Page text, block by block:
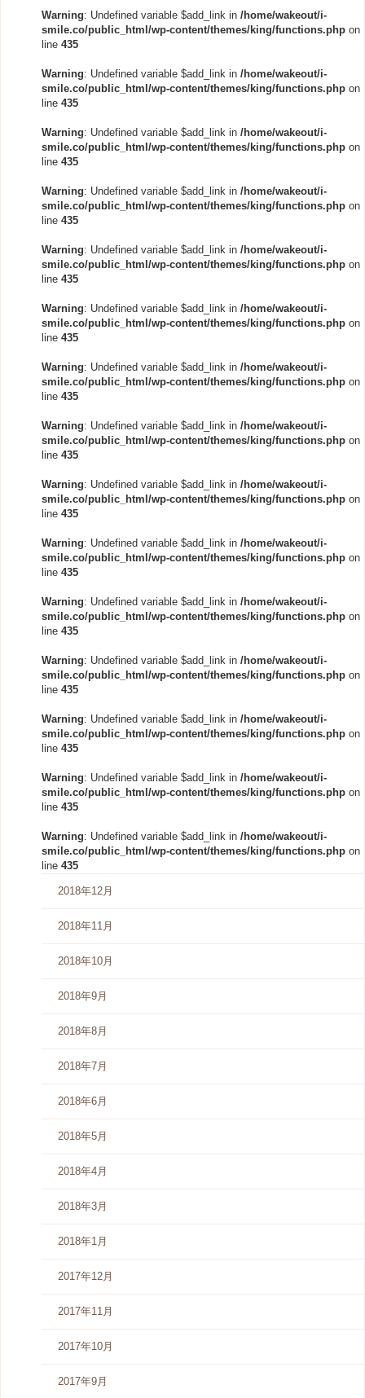
Warning: Undefined variable $add_link in /home/wakeout/i-
smile.co/public_html/wp-content/themes/king/functions.php on
line 435
Warning: Undefined variable $add_link in /home/wakeout/i-
smile.co/public_html/wp-content/themes/king/functions.php on
line 435
Warning: Undefined variable $add_link in /home/wakeout/i-
smile.co/public_html/wp-content/themes/king/functions.php on
line 435
Warning: Undefined variable $add_link in /home/wakeout/i-
smile.co/public_html/wp-content/themes/king/functions.php on
line 435
Warning: Undefined variable $add_link in /home/wakeout/i-
smile.co/public_html/wp-content/themes/king/functions.php on
line 435
Warning: Undefined variable $add_link in /home/wakeout/i-
smile.co/public_html/wp-content/themes/king/functions.php on
line 435
Warning: Undefined variable $add_link in /home/wakeout/i-
smile.co/public_html/wp-content/themes/king/functions.php on
line 435
Warning: Undefined variable $add_link in /home/wakeout/i-
smile.co/public_html/wp-content/themes/king/functions.php on
line 435
Warning: Undefined variable $add_link in /home/wakeout/i-
smile.co/public_html/wp-content/themes/king/functions.php on
line 435
Warning: Undefined variable $add_link in /home/wakeout/i-
smile.co/public_html/wp-content/themes/king/functions.php on
line 435
Warning: Undefined variable $add_link in /home/wakeout/i-
smile.co/public_html/wp-content/themes/king/functions.php on
line 435
Warning: Undefined variable $add_link in /home/wakeout/i-
smile.co/public_html/wp-content/themes/king/functions.php on
line 435
Warning: Undefined variable $add_link in /home/wakeout/i-
smile.co/public_html/wp-content/themes/king/functions.php on
line 435
Warning: Undefined variable $add_link in /home/wakeout/i-
smile.co/public_html/wp-content/themes/king/functions.php on
line 435
Warning: Undefined variable $add_link in /home/wakeout/i-
smile.co/public_html/wp-content/themes/king/functions.php on
line 435
2018年12月
2018年11月
2018年10月
2018年9月
2018年8月
2018年7月
2018年6月
2018年5月
2018年4月
2018年3月
2018年1月
2017年12月
2017年11月
2017年10月
2017年9月